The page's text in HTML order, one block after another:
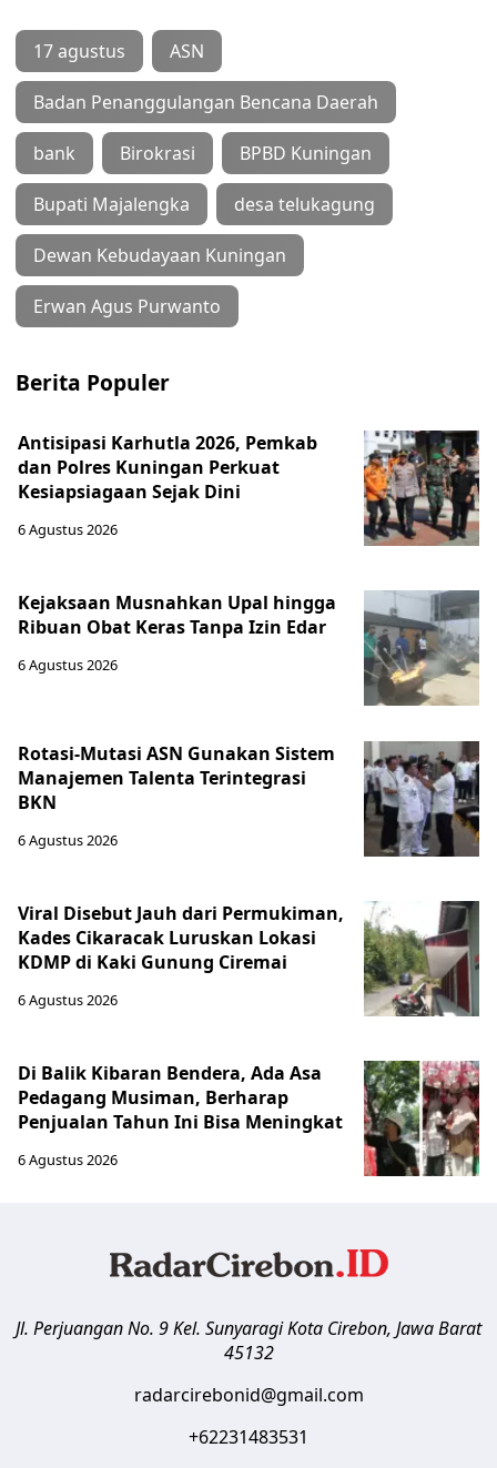
17 agustus ASN
Badan Penanggulangan Bencana Daerah
bank Birokrasi BPBD Kuningan
Bupati Majalengka desa telukagung
Dewan Kebudayaan Kuningan
Erwan Agus Purwanto
Berita Populer
Antisipasi Karhutla 2026, Pemkab
dan Polres Kuningan Perkuat
Kesiapsiagaan Sejak Dini
6 Agustus 2026
Kejaksaan Musnahkan Upal hingga
Ribuan Obat Keras Tanpa Izin Edar
6 Agustus 2026
Rotasi-Mutasi ASN Gunakan Sistem
Manajemen Talenta Terintegrasi
BKN
6 Agustus 2026
Viral Disebut Jauh dari Permukiman,
Kades Cikaracak Luruskan Lokasi
KDMP di Kaki Gunung Ciremai
6 Agustus 2026
Di Balik Kibaran Bendera, Ada Asa
Pedagang Musiman, Berharap
Penjualan Tahun Ini Bisa Meningkat
6 Agustus 2026
Jl. Perjuangan No. 9 Kel. SunyaragiKota Cirebon, Jawa Barat
45132
radarcirebonid@gmail.com
+62231483531